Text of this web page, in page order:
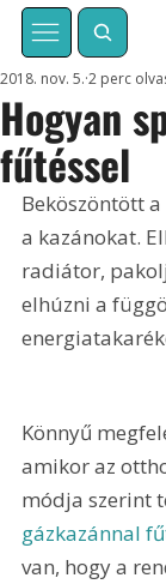
Hogyan
fűtéssel
2018. nov. 5. 2 perc
Beköszöntött
a kazánokat.
radiátor,
elhúzni a
Könnyű
amikor az
módja szerint
gázkazánnal
van, hogy a